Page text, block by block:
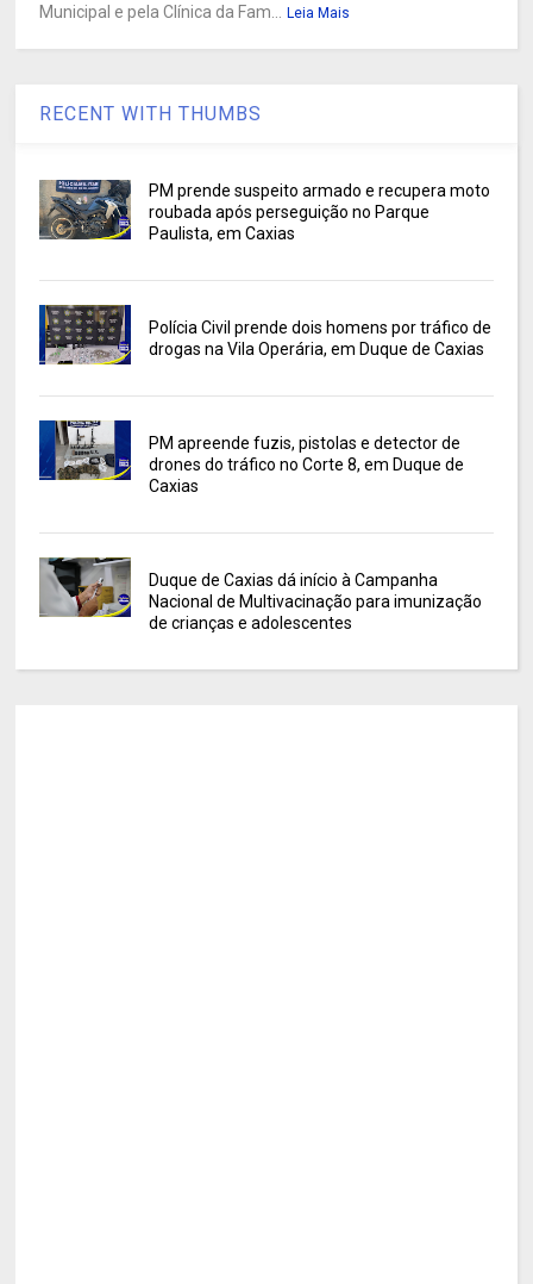
Municipal e pela Clínica da Fam...
Leia Mais
RECENT WITH THUMBS
PM prende suspeito armado e recupera moto
roubada após perseguição no Parque
Paulista, em Caxias
Polícia Civil prende dois homens por tráfico de
drogas na Vila Operária, em Duque de Caxias
PM apreende fuzis, pistolas e detector de
drones do tráfico no Corte 8, em Duque de
Caxias
Duque de Caxias dá início à Campanha
Nacional de Multivacinação para imunização
de crianças e adolescentes